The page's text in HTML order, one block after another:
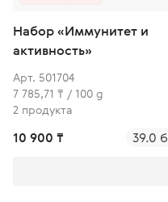
Набор «Иммунитет и
активность»
Арт. 501704
7 785,71 ₸ / 100 g
2 продукта
10 900 ₸ 39.0 б